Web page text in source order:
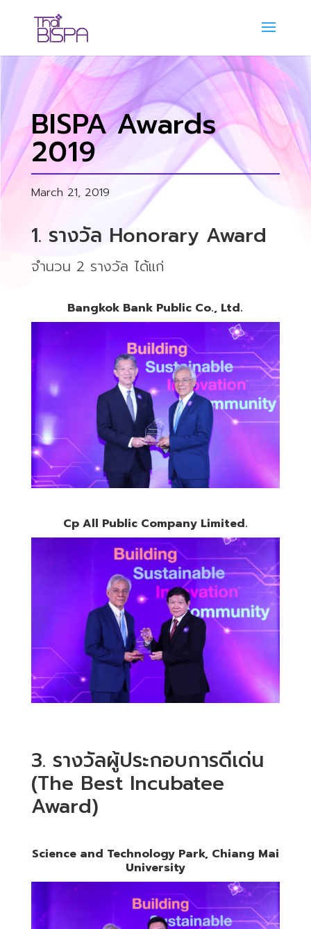
BISPA Awards
2019
March 21, 2019
1. รางวัล Honorary Award
จำนวน 2 รางวัล ได้แก่
Bangkok Bank Public Co., Ltd.
Cp All Public Company Limited.
3. รางวัลผู้ประกอบการดีเด่น
(The Best Incubatee
Award)
Science and Technology Park, Chiang Mai
University